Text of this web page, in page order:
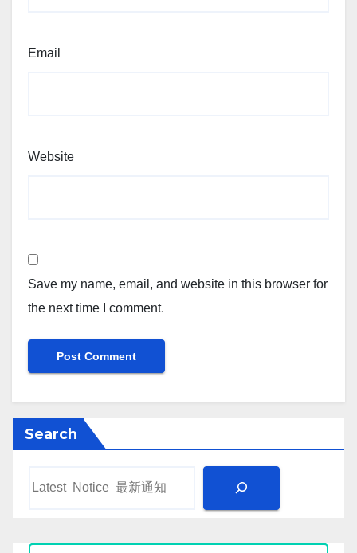
Email
Website
Save my name, email, and website in this browser for
the next time I comment.
Search